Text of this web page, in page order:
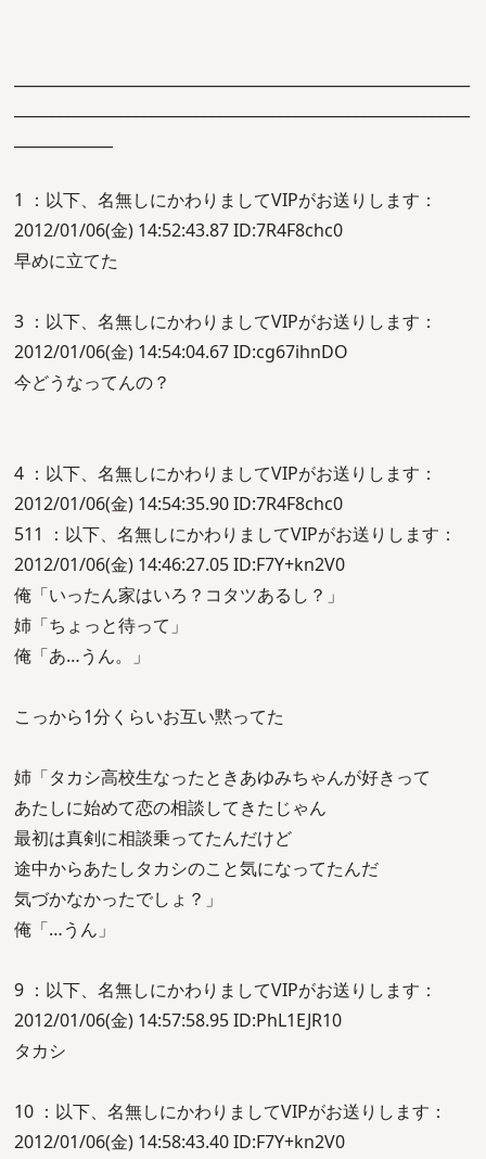
1 ：以下、名無しにかわりましてVIPがお送りします：
2012/01/06(金) 14:52:43.87 ID:7R4F8chc0
早めに立てた
3 ：以下、名無しにかわりましてVIPがお送りします：
2012/01/06(金) 14:54:04.67 ID:cg67ihnDO
今どうなってんの？
4 ：以下、名無しにかわりましてVIPがお送りします：
2012/01/06(金) 14:54:35.90 ID:7R4F8chc0
511 ：以下、名無しにかわりましてVIPがお送りします：
2012/01/06(金) 14:46:27.05 ID:F7Y+kn2V0
俺「いったん家はいろ？コタツあるし？」
姉「ちょっと待って」
俺「あ…うん。」
こっから1分くらいお互い黙ってた
姉「タカシ高校生なったときあゆみちゃんが好きって
あたしに始めて恋の相談してきたじゃん
最初は真剣に相談乗ってたんだけど
途中からあたしタカシのこと気になってたんだ
気づかなかったでしょ？」
俺「…うん」
9 ：以下、名無しにかわりましてVIPがお送りします：
2012/01/06(金) 14:57:58.95 ID:PhL1EJR10
タカシ
10 ：以下、名無しにかわりましてVIPがお送りします：
2012/01/06(金) 14:58:43.40 ID:F7Y+kn2V0